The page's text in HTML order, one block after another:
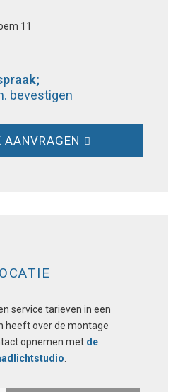
11
bevestigen
AANVRAGEN
service tarieven in een
heeft over de montage
opnemen met de